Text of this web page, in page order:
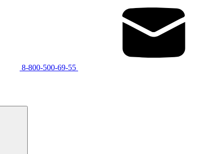
8-800-500-69-55